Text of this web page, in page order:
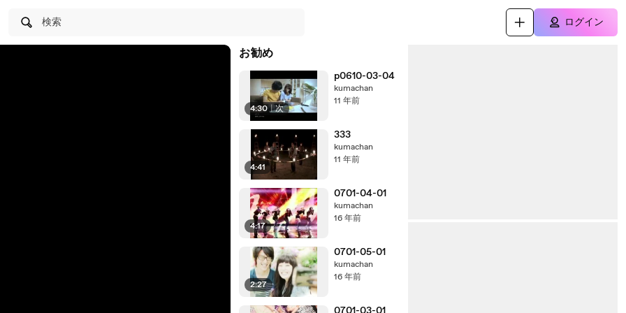
検索 ログイン
お勧め
4:30 | 次
p0610-03-04
kumachan
11 年前
4:41
333
kumachan
11 年前
4:17
0701-04-01
kumachan
16 年前
2:27
0701-05-01
kumachan
16 年前